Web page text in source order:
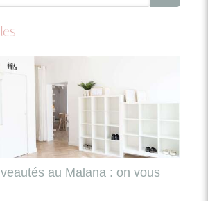
au Malana : on vous